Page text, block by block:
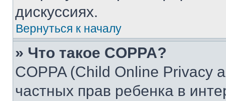
дискуссиях.
Вернуться к началу
» Что такое COPPA?
COPPA (Child Online Privacy
частных прав ребенка в